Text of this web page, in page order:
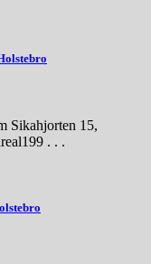
Sikahjorten 15,
. . .